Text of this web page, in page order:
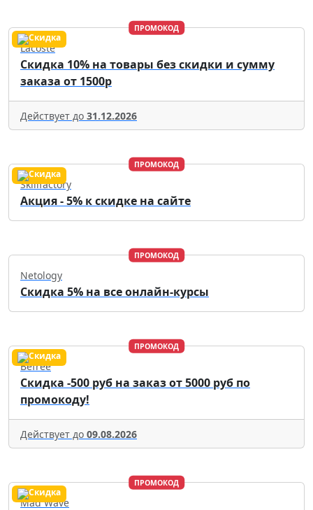
ПРОМОКОД
Lacoste
Скидка 10% на товары без скидки и сумму
заказа от 1500р
Действует до 31.12.2026
ПРОМОКОД
Skillfactory
Акция - 5% к скидке на сайте
ПРОМОКОД
Netology
Скидка 5% на все онлайн-курсы
ПРОМОКОД
Befree
Скидка -500 руб на заказ от 5000 руб по
промокоду!
Действует до 09.08.2026
ПРОМОКОД
Mad Wave